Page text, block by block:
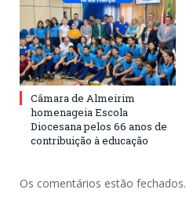
Câmara de Almeirim
homenageia Escola
Diocesana pelos 66 anos de
contribuição à educação
Os comentários estão fechados.